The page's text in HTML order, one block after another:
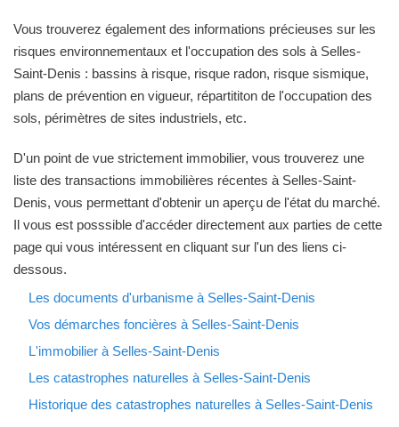
Vous trouverez également des informations précieuses sur les
risques environnementaux et l'occupation des sols à Selles-
Saint-Denis : bassins à risque, risque radon, risque sismique,
plans de prévention en vigueur, répartititon de l'occupation des
sols, périmètres de sites industriels, etc.
D'un point de vue strictement immobilier, vous trouverez une
liste des transactions immobilières récentes à Selles-Saint-
Denis, vous permettant d'obtenir un aperçu de l'état du marché.
Il vous est posssible d'accéder directement aux parties de cette
page qui vous intéressent en cliquant sur l'un des liens ci-
dessous.
Les documents d'urbanisme à Selles-Saint-Denis
Vos démarches foncières à Selles-Saint-Denis
L'immobilier à Selles-Saint-Denis
Les catastrophes naturelles à Selles-Saint-Denis
Historique des catastrophes naturelles à Selles-Saint-Denis